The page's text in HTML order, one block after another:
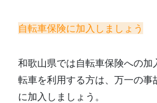
自転車保険に加入しましょう
和歌山県では自転車保険への加
転車を利用する方は、万一の事
に加入しましょう。